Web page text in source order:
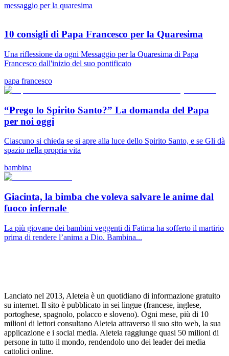
messaggio per la quaresima
10 consigli di Papa Francesco per la Quaresima
Una riflessione da ogni Messaggio per la Quaresima di Papa
Francesco dall'inizio del suo pontificato
papa francesco
“Prego lo Spirito Santo?” La domanda del Papa
per noi oggi
Ciascuno si chieda se si apre alla luce dello Spirito Santo, e se Gli dà
spazio nella propria vita
bambina
Giacinta, la bimba che voleva salvare le anime dal
fuoco infernale
La più giovane dei bambini veggenti di Fatima ha sofferto il martirio
prima di rendere l’anima a Dio. Bambina...
Lanciato nel 2013, Aleteia è un quotidiano di informazione gratuito
su internet. Il sito è pubblicato in sei lingue (francese, inglese,
portoghese, spagnolo, polacco e sloveno). Ogni mese, più di 10
milioni di lettori consultano Aleteia attraverso il suo sito web, la sua
applicazione e i social media. Aleteia raggiunge quasi 50 milioni di
persone in tutto il mondo, rendendolo uno dei leader dei media
cattolici online.